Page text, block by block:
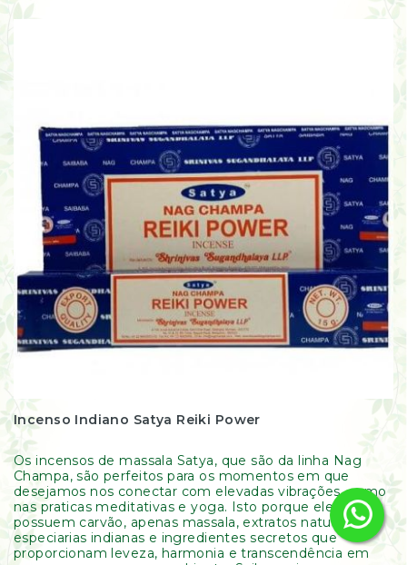
Incenso Indiano Satya Reiki Power
Os incensos de massala Satya, que são da linha Nag
Champa, são perfeitos para os momentos em que
desejamos nos conectar com elevadas vibrações, como
nas praticas meditativas e yoga. Isto porque eles não
possuem carvão, apenas massala, extratos naturais,
especiarias indianas e ingredientes secretos que
proporcionam leveza, harmonia e transcendência em